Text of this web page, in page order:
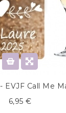
EVJF Call Me
6,95 €